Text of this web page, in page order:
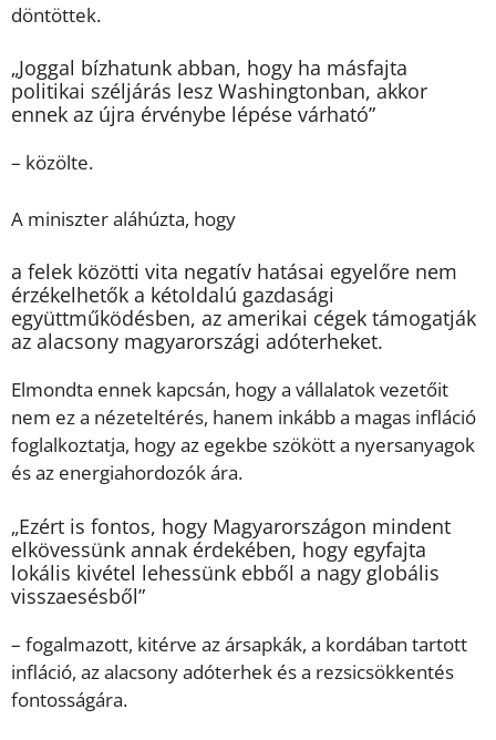
döntöttek.
„Joggal bízhatunk abban, hogy ha másfajta
politikai széljárás lesz Washingtonban, akkor
ennek az újra érvénybe lépése várható”
– közölte.
A miniszter aláhúzta, hogy
a felek közötti vita negatív hatásai egyelőre nem
érzékelhetők a kétoldalú gazdasági
együttműködésben, az amerikai cégek támogatják
az alacsony magyarországi adóterheket.
Elmondta ennek kapcsán, hogy a vállalatok vezetőit
nem ez a nézeteltérés, hanem inkább a magas infláció
foglalkoztatja, hogy az egekbe szökött a nyersanyagok
és az energiahordozók ára.
„Ezért is fontos, hogy Magyarországon mindent
elkövessünk annak érdekében, hogy egyfajta
lokális kivétel lehessünk ebből a nagy globális
visszaesésből”
– fogalmazott, kitérve az ársapkák, a kordában tartott
infláció, az alacsony adóterhek és a rezsicsökkentés
fontosságára.